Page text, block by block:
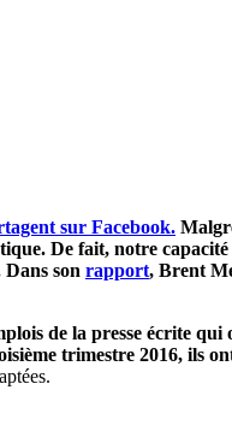
sur Facebook.
De fait, notre
son rapport, Brent
de la presse écrite qui
trimestre 2016, ils